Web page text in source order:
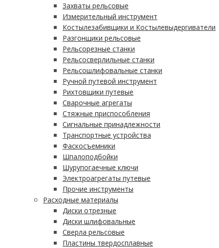
Захваты рельсовые
Измерительный инструмент
Костылезабивщики и Костылевыдергиватели
Разгонщики рельсовые
Рельсорезные станки
Рельсосверлильные станки
Рельсошлифовальные станки
Ручной путевой инструмент
Рихтовщики путевые
Сварочные агрегаты
Стяжные приспособления
Сигнальные принадлежности
Транспортные устройства
Фаскосъемники
Шпалоподбойки
Шурупогаечные ключи
Электроагрегаты путевые
Прочие инструменты
Расходные материалы
Диски отрезные
Диски шлифовальные
Сверла рельсовые
Пластины твердосплавные